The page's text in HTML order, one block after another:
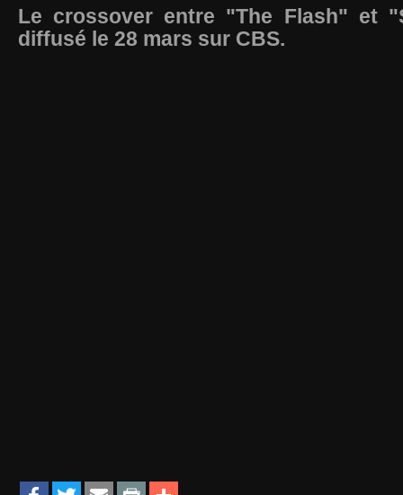
Le crossover entre "The Flash" et
diffusé le 28 mars sur CBS.